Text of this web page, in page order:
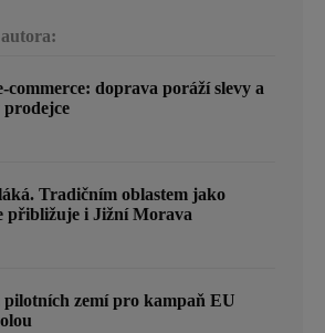
commerce: doprava poráží slevy a
prodejce
Tradičním oblastem jako
přibližuje i Jižní Morava
pilotních zemí pro kampaň EU